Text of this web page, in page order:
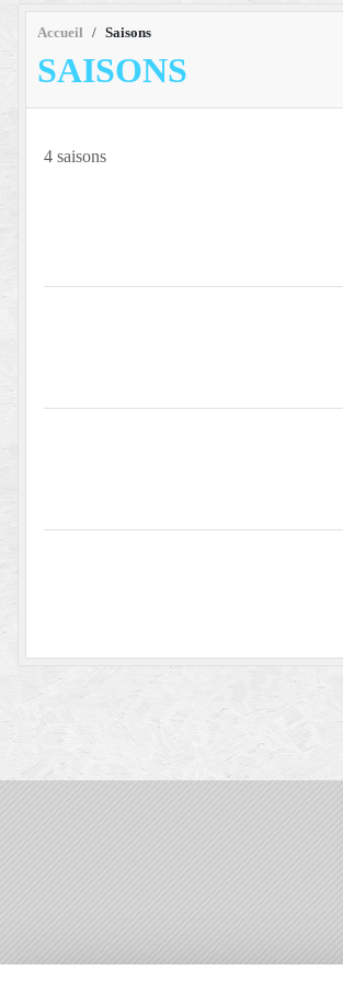
Accueil Saisons
SAISONS
4 saisons